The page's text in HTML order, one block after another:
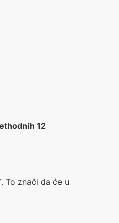
12
. To znači da će u